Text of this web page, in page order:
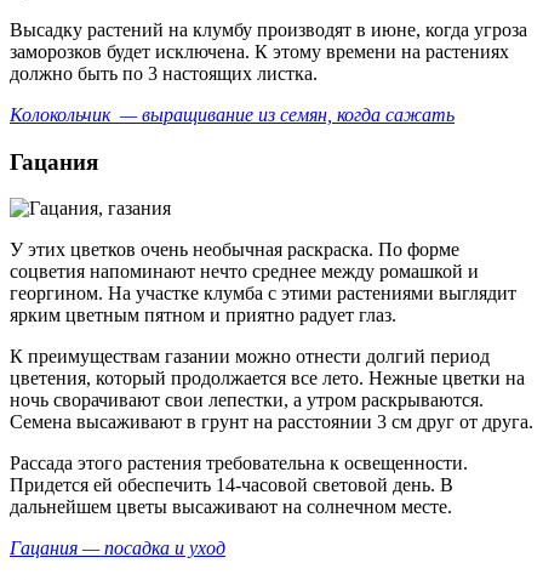
Высадку растений на клумбу производят в июне, когда угроза
заморозков будет исключена. К этому времени на растениях
должно быть по 3 настоящих листка.
Колокольчик — выращивание из семян, когда сажать
Гацания
У этих цветков очень необычная раскраска. По форме
соцветия напоминают нечто среднее между ромашкой и
георгином. На участке клумба с этими растениями выглядит
ярким цветным пятном и приятно радует глаз.
К преимуществам газании можно отнести долгий период
цветения, который продолжается все лето. Нежные цветки на
ночь сворачивают свои лепестки, а утром раскрываются.
Семена высаживают в грунт на расстоянии 3 см друг от друга.
Рассада этого растения требовательна к освещенности.
Придется ей обеспечить 14-часовой световой день. В
дальнейшем цветы высаживают на солнечном месте.
Гацания — посадка и уход